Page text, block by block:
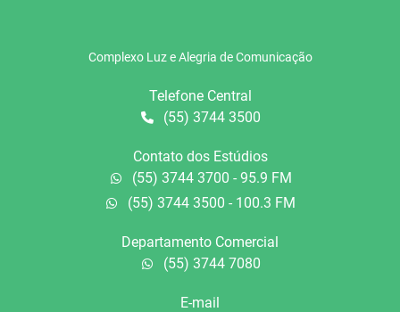
Complexo Luz e Alegria de Comunicação
Telefone Central
(55) 3744 3500
Contato dos Estúdios
(55) 3744 3700 - 95.9 FM
(55) 3744 3500 - 100.3 FM
Departamento Comercial
(55) 3744 7080
E-mail